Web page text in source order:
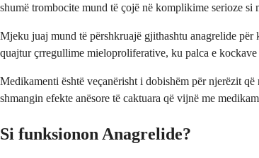
shumë trombocite mund të çojë në komplikime serioze si
Mjeku juaj mund të përshkruajë gjithashtu anagrelide
quajtur çrregullime mieloproliferative, ku palca e
Medikamenti është veçanërisht i dobishëm për njerëzit
shmangin efekte anësore të caktuara që vijnë me
Si funksionon Anagrelide?